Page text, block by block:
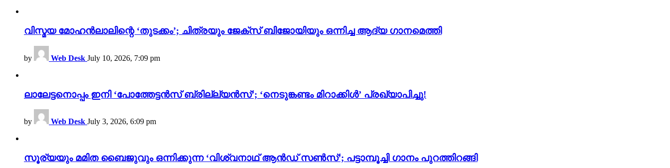
വിസ്മയ മോഹൻലാലിന്റെ ‘തുടക്കം’; ചിത്രയും ജേക്സ് ബിജോയിയും ഒന്നിച്ച ആദ്യ ഗാനമെത്തി
by Web Desk July 10, 2026, 7:09 pm
ലാലേട്ടനൊപ്പം ഇനി ‘പോത്തേട്ടൻസ് ബ്രില്ല്യൻസ്’; ‘നെടുങ്കണ്ടം മിറാക്കിൾ’ പ്രഖ്യാപിച്ചു!
by Web Desk July 3, 2026, 6:09 pm
സൂര്യയും മമിത ബൈജുവും ഒന്നിക്കുന്ന ‘വിശ്വനാഥ് ആൻഡ് സൺസ്’; പട്ടാമ്പൂച്ചി ഗാനം പുറത്തിറങ്ങി